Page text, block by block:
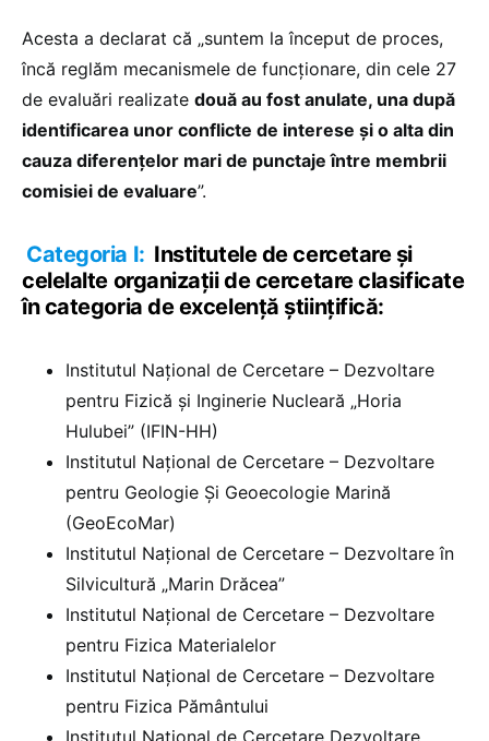
Acesta a declarat că „suntem la început de proces,
încă reglăm mecanismele de funcționare, din cele 27
de evaluări realizate două au fost anulate, una după
identificarea unor conflicte de interese și o alta din
cauza diferențelor mari de punctaje între membrii
comisiei de evaluare”.
Categoria I: Institutele de cercetare și
celelalte organizații de cercetare clasificate
în categoria de excelență științifică:
Institutul Național de Cercetare – Dezvoltare
pentru Fizică și Inginerie Nucleară „Horia
Hulubei” (IFIN-HH)
Institutul Național de Cercetare – Dezvoltare
pentru Geologie Și Geoecologie Marină
(GeoEcoMar)
Institutul Național de Cercetare – Dezvoltare în
Silvicultură „Marin Drăcea”
Institutul Național de Cercetare – Dezvoltare
pentru Fizica Materialelor
Institutul Național de Cercetare – Dezvoltare
pentru Fizica Pământului